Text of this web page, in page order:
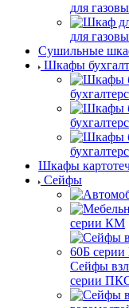
для
для
Сушильные
Шкафы
Шкафы
Сейфы
серии КМ
Сейфы
серии